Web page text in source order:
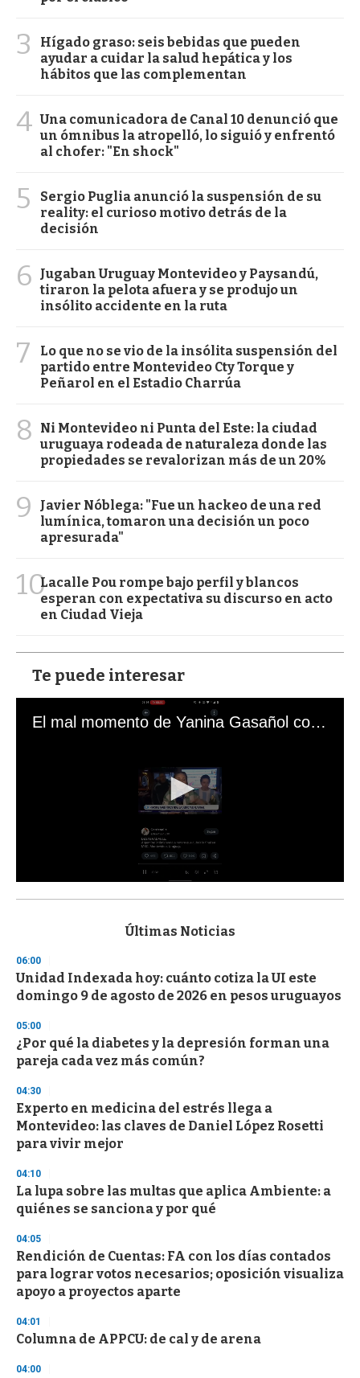
3
Hígado graso: seis bebidas que pueden
ayudar a cuidar la salud hepática y los
hábitos que las complementan
4 Una comunicadora de Canal 10 denunció que
un ómnibus la atropelló, lo siguió y enfrentó
al chofer: "En shock"
5
Sergio Puglia anunció la suspensión de su
reality: el curioso motivo detrás de la
decisión
6
Jugaban Uruguay Montevideo y Paysandú,
tiraron la pelota afuera y se produjo un
insólito accidente en la ruta
7
Lo que no se vio de la insólita suspensión del
partido entre Montevideo Cty Torque y
Peñarol en el Estadio Charrúa
8
Ni Montevideo ni Punta del Este: la ciudad
uruguaya rodeada de naturaleza donde las
propiedades se revalorizan más de un 20%
9
Javier Nóblega: "Fue un hackeo de una red
lumínica, tomaron una decisión un poco
apresurada"
10Lacalle Pou rompe bajo perfil y blancos
esperan con expectativa su discurso en acto
en Ciudad Vieja
Te puede interesar
El mal momento de Yanina Gasañol con un hincha argentino en "Subrayado"
s
d
s
o
f
3
s
e
c
n
d
s
Últimas Noticias
06:00
Unidad Indexada hoy: cuánto cotiza la UI este
domingo 9 de agosto de 2026 en pesos uruguayos
05:00
¿Por qué la diabetes y la depresión forman una
pareja cada vez más común?
04:30
Experto en medicina del estrés llega a
Montevideo: las claves de Daniel López Rosetti
para vivir mejor
04:10
La lupa sobre las multas que aplica Ambiente: a
quiénes se sanciona y por qué
04:05
Rendición de Cuentas: FA con los días contados
para lograr votos necesarios; oposición visualiza
apoyo a proyectos aparte
04:01
Columna de APPCU: de cal y de arena
04:00